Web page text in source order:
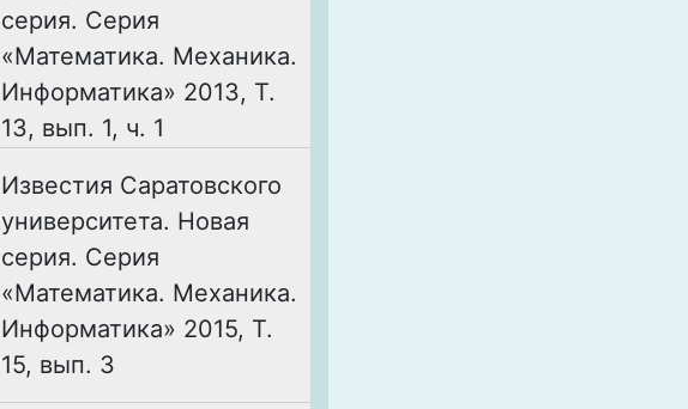
серия. Серия
«Математика. Механика.
Информатика» 2013, Т.
13, вып. 1, ч. 1
Известия Саратовского
университета. Новая
серия. Серия
«Математика. Механика.
Информатика» 2015, Т.
15, вып. 3